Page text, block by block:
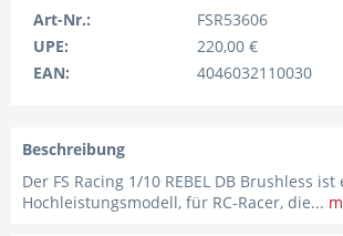
Art-Nr.:
FSR53606
UPE:
220,00 €
EAN:
4046032110030
Beschreibung
Der FS Racing 1/10 REBEL DB Brushless
Hochleistungsmodell, für RC-Racer, die...